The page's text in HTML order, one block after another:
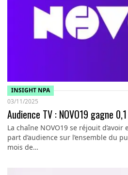
INSIGHT NPA
03/11/2025
Audience TV : NOVO19 gagne
La chaîne NOVO19 se réjouit
part d’audience sur l’ensemble du
mois de…